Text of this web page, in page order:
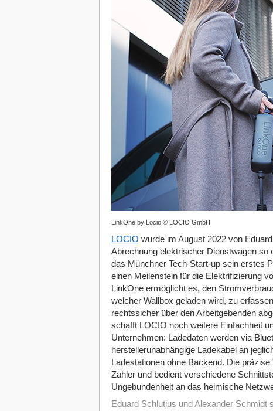
LinkOne by Locio © LOCIO GmbH
LOCIO wurde im August 2022 von
Abrechnung elektrischer Dienstwagen so
das Münchner Tech-Start-up sein erstes
einen Meilenstein für die Elektrifizierung
LinkOne ermöglicht es, den
welcher Wallbox geladen wird, zu
rechtssicher über den Arbeitgebenden
schafft LOCIO noch weitere Einfachheit
Unternehmen: Ladedaten werden via
herstellerunabhängige Ladekabel an
Ladestationen ohne Backend. Die
Zähler und bedient verschiedene
Ungebundenheit an das heimische
Eduard Schlutius und Alexander